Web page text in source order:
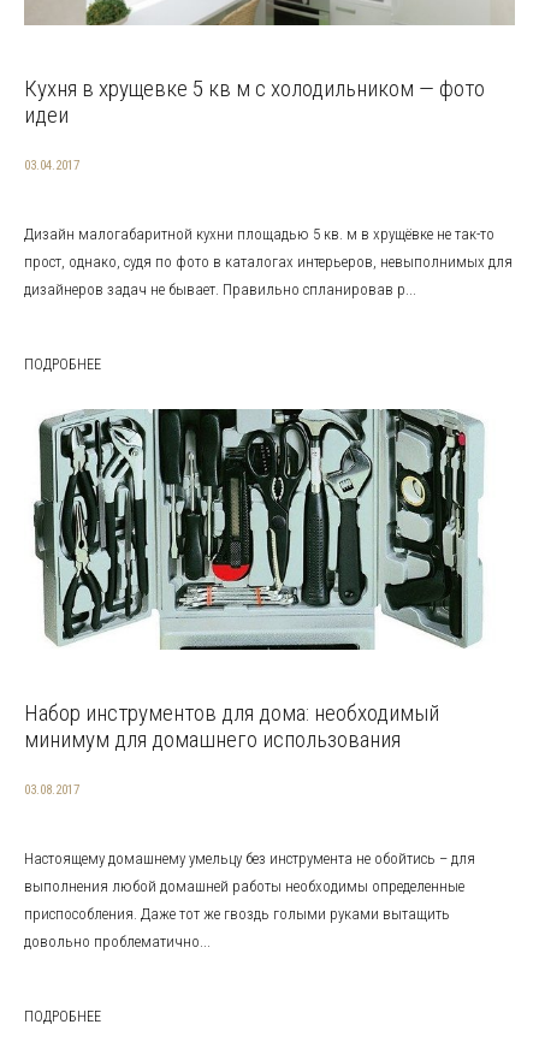
Кухня в хрущевке 5 кв м с холодильником — фото
идеи
03.04.2017
Дизайн малогабаритной кухни площадью 5 кв. м в хрущёвке не так-то
прост, однако, судя по фото в каталогах интерьеров, невыполнимых для
дизайнеров задач не бывает. Правильно спланировав р...
ПОДРОБНЕЕ
Набор инструментов для дома: необходимый
минимум для домашнего использования
03.08.2017
Настоящему домашнему умельцу без инструмента не обойтись – для
выполнения любой домашней работы необходимы определенные
приспособления. Даже тот же гвоздь голыми руками вытащить
довольно проблематично...
ПОДРОБНЕЕ